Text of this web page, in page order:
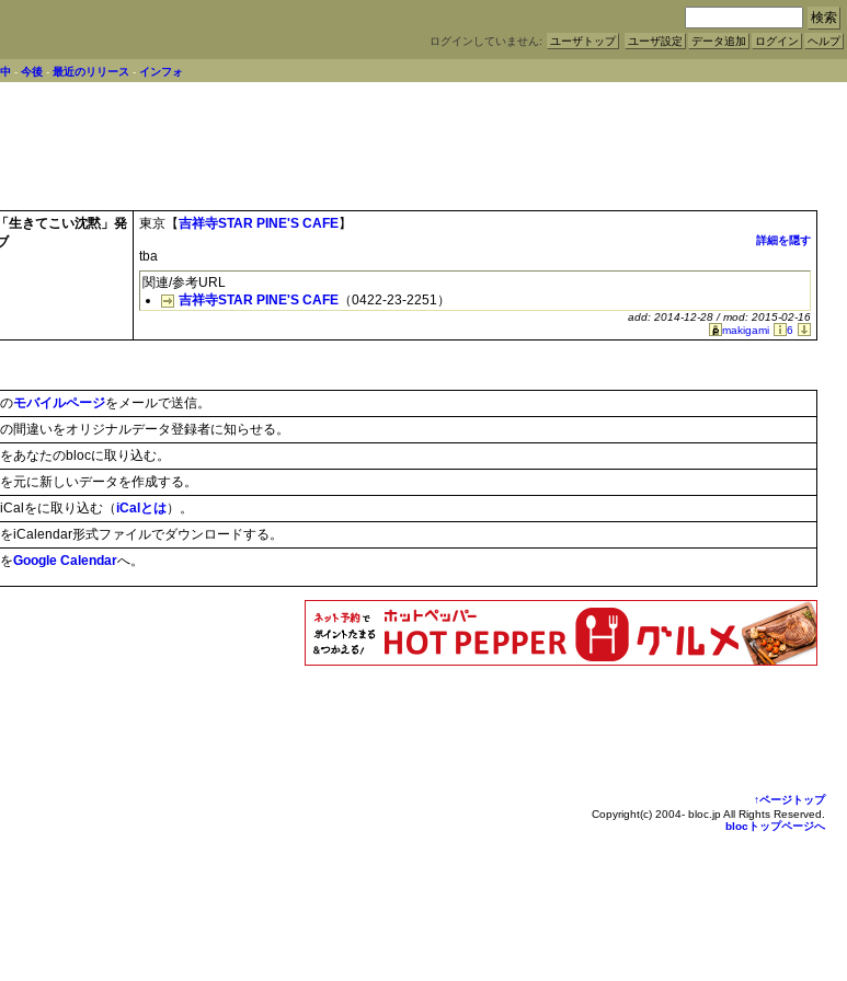
ログインしていません: ユーザトップ ユーザ設定 データ追加 ログイン ヘルプ
-今後 -最近のリリース - インフォ
生きてこい沈黙」発
東京【吉祥寺STAR PINE'S CAFE】
詳細を隠す
tba
関連/参考URL
吉祥寺STAR PINE'S CAFE（0422-23-2251）
add: 2014-12-28 / mod: 2015-02-16
makigami
6
モバイルページをメールで送信。
間違いをオリジナルデータ登録者に知らせる。
あなたのblocに取り込む。
元に新しいデータを作成する。
をに取り込む（iCalとは）。
iCalendar形式ファイルでダウンロードする。
Google Calendarへ。
↑ページトップ
Copyright(c) 2004- bloc.jp All Rights Reserved.
blocトップページへ